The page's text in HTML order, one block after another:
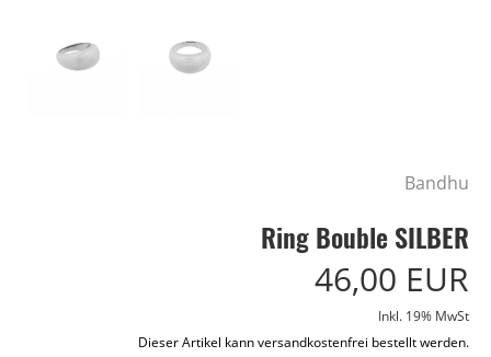
Bandhu
Ring Bouble SILBER
46,00 EUR
Inkl. 19% MwSt
Dieser Artikel kann versandkostenfrei bestellt werden.